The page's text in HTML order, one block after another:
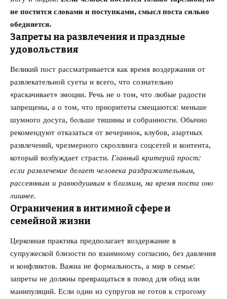
не постится словами и поступками, смысл поста сильно
обедняется.
Запреты на развлечения и праздные
удовольствия
Великий пост рассматривается как время воздержания от
развлекательной суеты и всего, что сознательно
«раскачивает» эмоции. Речь не о том, что любые радости
запрещены, а о том, что приоритеты смещаются: меньше
шумного досуга, больше тишины и собранности. Обычно
рекомендуют отказаться от вечеринок, клубов, азартных
развлечений, чрезмерного скроллинга соцсетей и контента,
который возбуждает страсти. Главный критерий прост:
если развлечение делает человека раздражительным,
рассеянным и равнодушным к близким, на время поста оно
лишнее.
Ограничения в интимной сфере и
семейной жизни
Церковная практика предполагает воздержание в
супружеской близости по взаимному согласию, без давления
и конфликтов. Важна не формальность, а мир в семье:
запреты не должны превращаться в повод для обид или
манипуляций. Если один из супругов не готов к строгому